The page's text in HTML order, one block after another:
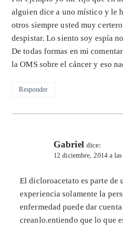
alguien dice a uno místico y le
otros siempre usted muy
despistar. Lo siento soy espía
De todas formas en mi
la OMS sobre el cáncer y eso
Responder
Gabriel dice:
12 diciembre, 2014 a las
El dicloroacetato es parte de
experiencia solamente la
enfermedad puede dar
creanlo.entiendo que lo que